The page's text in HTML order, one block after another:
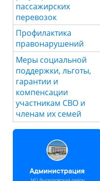
пассажирских
перевозок
Профилактика
правонарушений
Меры социальной
поддержки, льготы,
гарантии и
компенсации
участникам СВО и
членам их семей